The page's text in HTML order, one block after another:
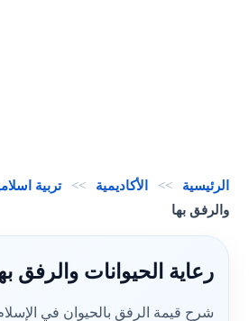
الرئيسية >> الأكاديمية >> تربية
والرفق بها
رعاية الحيوانات والرفق
شرح قيمة الرفق بالحيوان في